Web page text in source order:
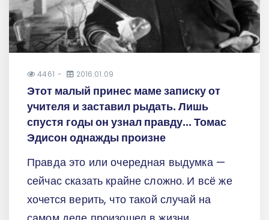
4461 2016.01.09
Этот малый принес маме записку от
учителя и заставил рыдать. Лишь
спустя годы он узнал правду... Томас
Эдисон однажды произне
Правда это или очередная выдумка —
сейчас сказать крайне сложно. И всё же
хочется верить, что такой случай на